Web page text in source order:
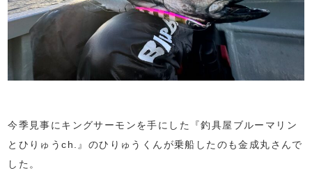
今季見事にキングサーモンを手にした『釣具屋ブルーマリン
とひりゅうch.』のひりゅうくんが乗船したのも金成丸さんで
した。